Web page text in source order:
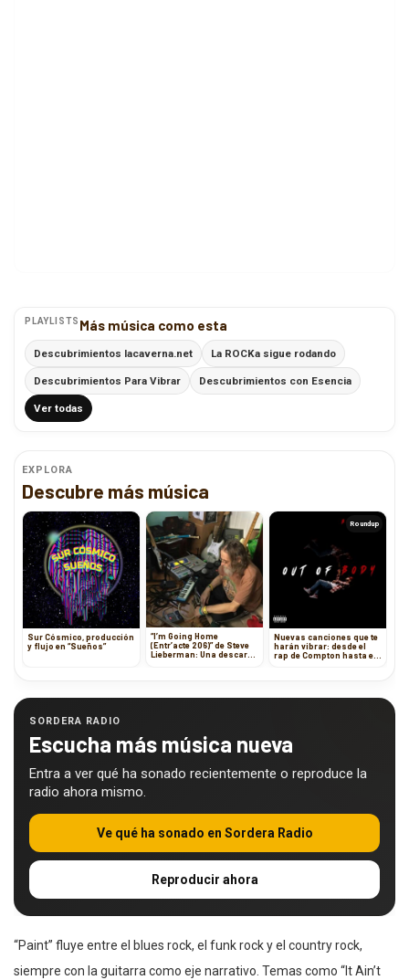
PLAYLISTS Más música como esta
Descubrimientos lacaverna.net La ROCKa sigue rodando
Descubrimientos Para Vibrar Descubrimientos con Esencia
Ver todas
EXPLORA
Descubre más música
Sur Cósmico, producción
y flujo en “Sueños”
“I’m Going Home
(Entr’acte 206)” de Steve
Lieberman: Una descarga
Roundup
Nuevas canciones que te
harán vibrar: desde el
rap de Compton hasta el
SORDERA RADIO
Escucha más música nueva
Entra a ver qué ha sonado recientemente o reproduce la
radio ahora mismo.
Ve qué ha sonado en Sordera Radio
Reproducir ahora
“Paint” fluye entre el blues rock, el funk rock y el country rock,
siempre con la guitarra como eje narrativo. Temas como “It Ain’t